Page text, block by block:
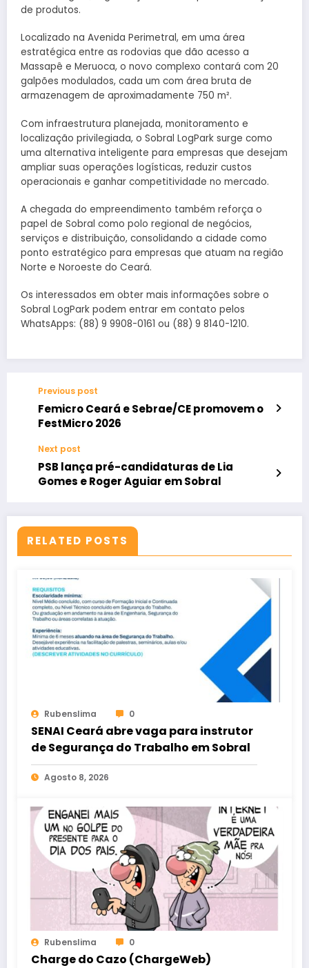
de produtos.
Localizado na Avenida Perimetral, em uma área
estratégica entre as rodovias que dão acesso a
Massapê e Meruoca, o novo complexo contará com 20
galpões modulados, cada um com área bruta de
armazenagem de aproximadamente 750 m².
Com infraestrutura planejada, monitoramento e
localização privilegiada, o Sobral LogPark surge como
uma alternativa inteligente para empresas que desejam
ampliar suas operações logísticas, reduzir custos
operacionais e ganhar competitividade no mercado.
A chegada do empreendimento também reforça o
papel de Sobral como polo regional de negócios,
serviços e distribuição, consolidando a cidade como
ponto estratégico para empresas que atuam na região
Norte e Noroeste do Ceará.
Os interessados em obter mais informações sobre o
Sobral LogPark podem entrar em contato pelos
WhatsApps: (88) 9 9908-0161 ou (88) 9 8140-1210.
Previous post
Femicro Ceará e Sebrae/CE promovem o
FestMicro 2026
Next post
PSB lança pré-candidaturas de Lia
Gomes e Roger Aguiar em Sobral
RELATED POSTS
Rubenslima 0
SENAI Ceará abre vaga para instrutor
de Segurança do Trabalho em Sobral
Agosto 8, 2026
Rubenslima 0
Charge do Cazo (ChargeWeb)